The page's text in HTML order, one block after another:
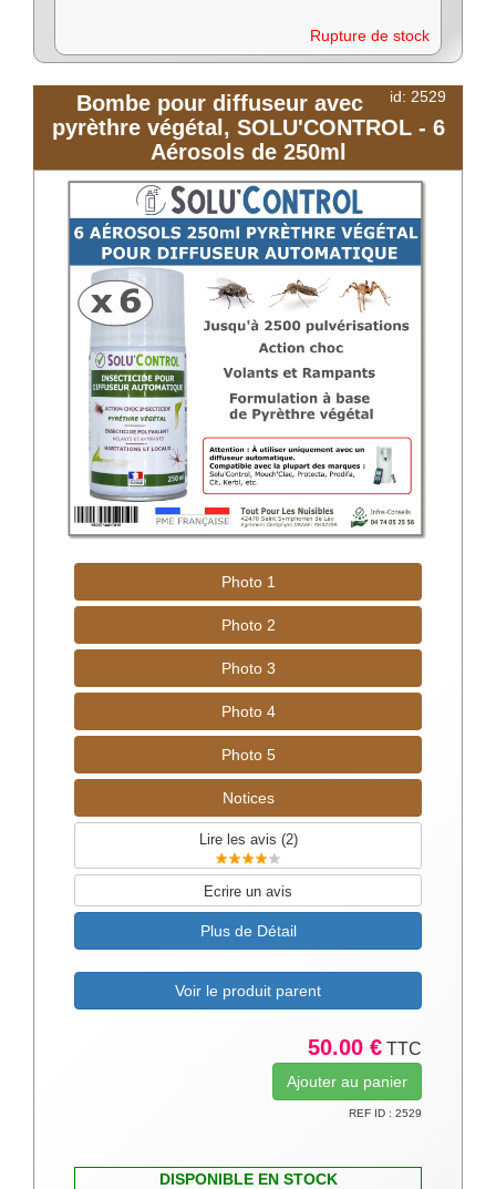
Rupture de stock
id: 2529
Bombe pour diffuseur avec
pyrèthre végétal, SOLU'CONTROL - 6
Aérosols de 250ml
Photo 1
Photo 2
Photo 3
Photo 4
Photo 5
Notices
Lire les avis (2)
Ecrire un avis
Plus de Détail
Voir le produit parent
50.00 € TTC
REF ID : 2529
DISPONIBLE EN STOCK